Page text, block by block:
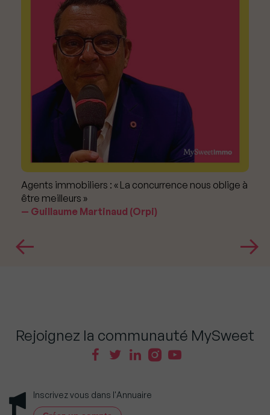
Agents immobiliers : « La concurrence nous oblige à
être meilleurs »
Guillaume Martinaud (Orpi)
Rejoignez la communauté MySweet
Inscrivez vous dans l'Annuaire